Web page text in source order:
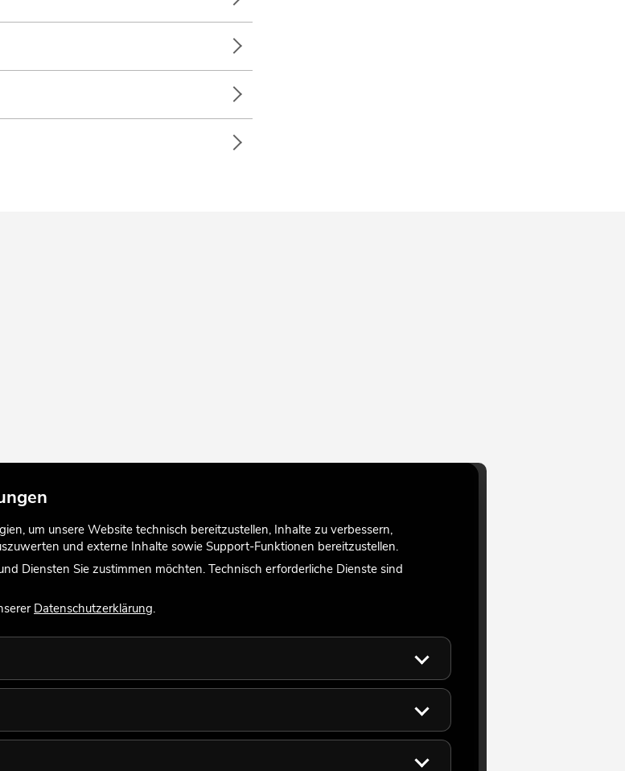
um unsere Website technisch bereitzustellen, Inhalte zu verbessern,
und externe Inhalte sowie Support-Funktionen bereitzustellen.
Diensten Sie zustimmen möchten. Technisch erforderliche Dienste sind
Datenschutzerklärung.